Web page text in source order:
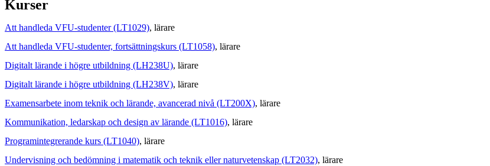
Kurser
Att handleda VFU-studenter (LT1029), lärare
Att handleda VFU-studenter, fortsättningskurs (LT1058), lärare
Digitalt lärande i högre utbildning (LH238U), lärare
Digitalt lärande i högre utbildning (LH238V), lärare
Examensarbete inom teknik och lärande, avancerad nivå (LT200X), lärare
Kommunikation, ledarskap och design av lärande (LT1016), lärare
Programintegrerande kurs (LT1040), lärare
Undervisning och bedömning i matematik och teknik eller naturvetenskap (LT2032), lärare